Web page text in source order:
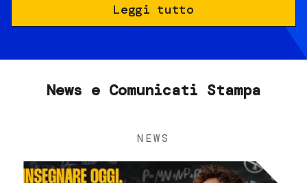
Leggi tutto
News e Comunicati Stampa
NEWS